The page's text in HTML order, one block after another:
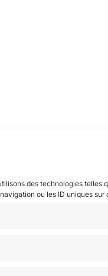
des technologies
ou les ID uniques